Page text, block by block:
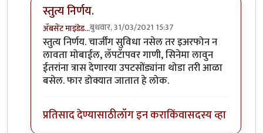
स्तुत्य निर्णय.
ॲबसेंट माइंडेड…बुधवार, 31/03/2021 15:37
In reply toमहत्वाचा निर्णय विचाराधीनbyहेमंतकुमार
स्तुत्य निर्णय. चार्जींग सुविधा नसेल तर इअरफोन न
लावता मोबाईल, लॅपटॅापवर गाणी, सिनेमा लावुन
ईतरांना त्रास देणारया उपटसोंड्यांना थोडा तरी आळा
बसेल. फार डोक्यात जातात हे लोक.
प्रतिसाद देण्यासाठीलॉग इन कराकिंवासदस्य व्हा